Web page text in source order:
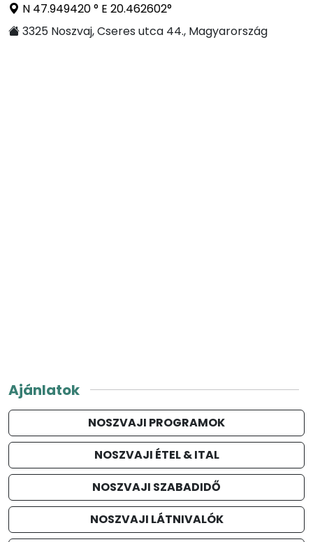
N 47.949420 ° E 20.462602°
3325 Noszvaj, Cseres utca 44., Magyarország
Ajánlatok
NOSZVAJI PROGRAMOK
NOSZVAJI ÉTEL & ITAL
NOSZVAJI SZABADIDŐ
NOSZVAJI LÁTNIVALÓK